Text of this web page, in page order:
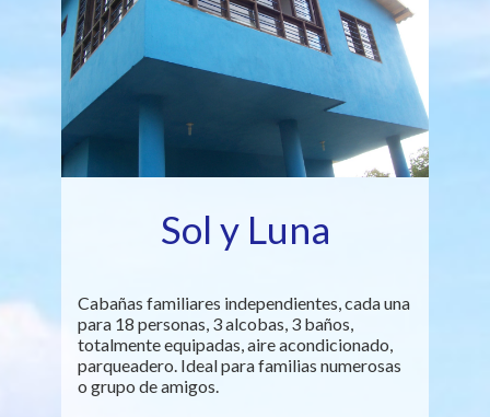
Sol y Luna
Cabañas familiares independientes, cada una
para 18 personas, 3 alcobas, 3 baños,
totalmente equipadas, aire acondicionado,
parqueadero. Ideal para familias numerosas
o grupo de amigos.